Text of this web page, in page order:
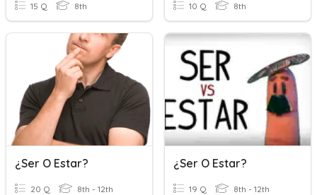
15 Q 8th 10 Q 8th
¿Ser O Estar?
20 Q 8th - 12th
¿Ser O Estar?
19 Q 8th - 12th